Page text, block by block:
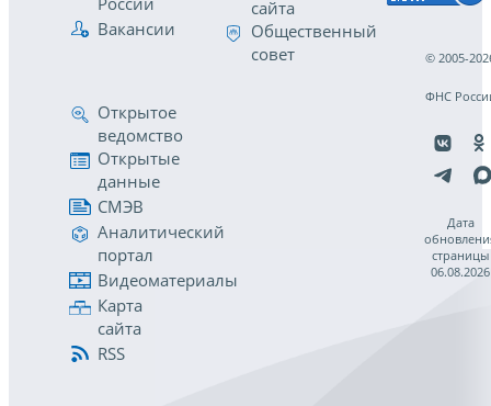
Вакансии
сайта
Общественный
совет
Открытое
ведомство
Открытые
данные
СМЭВ
Аналитический
портал
Видеоматериалы
Карта
сайта
RSS
© 2005-
ФНС
Дата
страницы
06.08.2026